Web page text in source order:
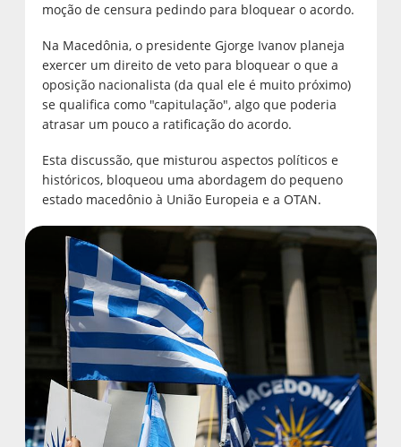
moção de censura pedindo para bloquear o acordo.
Na Macedônia, o presidente Gjorge Ivanov planeja
exercer um direito de veto para bloquear o que a
oposição nacionalista (da qual ele é muito próximo)
se qualifica como "capitulação", algo que poderia
atrasar um pouco a ratificação do acordo.
Esta discussão, que misturou aspectos políticos e
históricos, bloqueou uma abordagem do pequeno
estado macedônio à União Europeia e a OTAN.